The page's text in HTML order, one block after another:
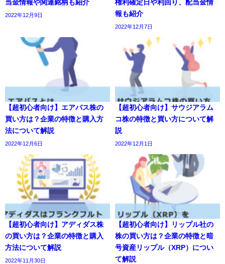
当金情報や関連銘柄も紹介
2022年12月9日
権利確定日や利回り、配当金情
報も紹介
2022年12月7日
【超初心者向け】エアバス株の
買い方は？企業の特徴と購入方
法について解説
2022年12月6日
【超初心者向け】サウジアラム
コ株の特徴と買い方について解
説
2022年12月1日
【超初心者向け】アディダス株
の買い方は？企業の特徴と購入
方法について解説
2022年11月30日
【超初心者向け】リップル社の
株の買い方は？企業の特徴と暗
号資産リップル（XRP）につい
て解説